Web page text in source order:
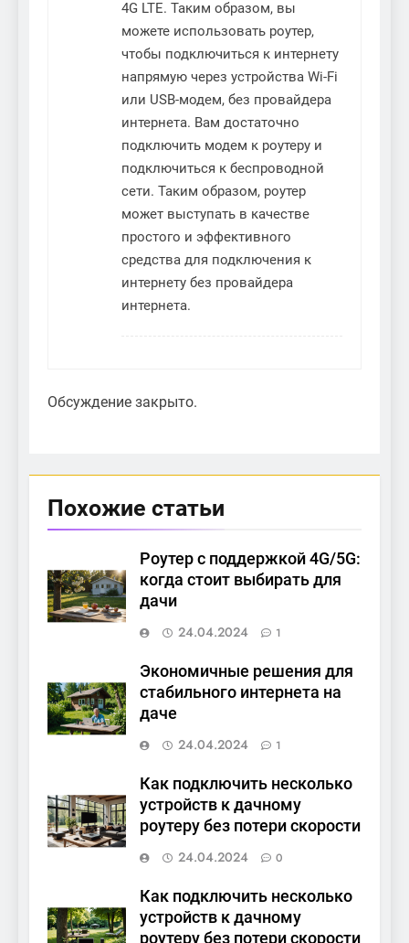
4G LTE. Таким образом, вы
можете использовать роутер,
чтобы подключиться к интернету
напрямую через устройства Wi-Fi
или USB-модем, без провайдера
интернета. Вам достаточно
подключить модем к роутеру и
подключиться к беспроводной
сети. Таким образом, роутер
может выступать в качестве
простого и эффективного
средства для подключения к
интернету без провайдера
интернета.
Обсуждение закрыто.
Похожие статьи
Роутер с поддержкой 4G/5G:
когда стоит выбирать для
дачи
24.04.2024
1
Экономичные решения для
стабильного интернета на
даче
24.04.2024
1
Как подключить несколько
устройств к дачному
роутеру без потери скорости
24.04.2024
0
Как подключить несколько
устройств к дачному
роутеру без потери скорости